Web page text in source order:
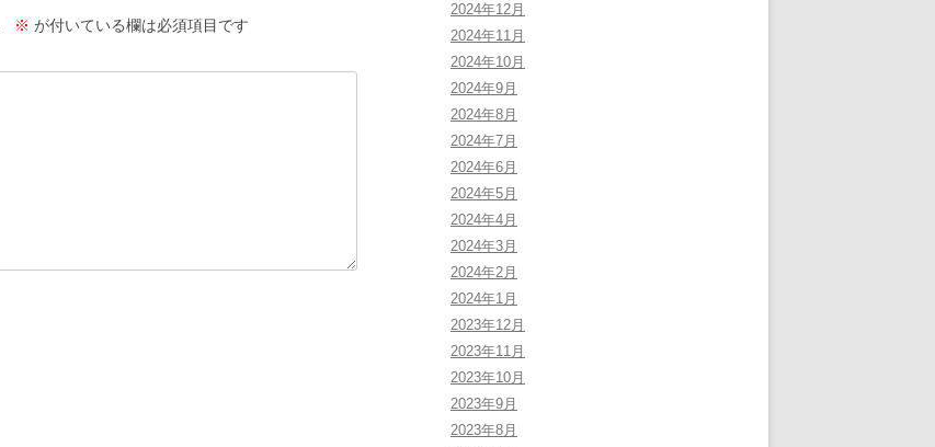
※ が付いている欄は必須項目です
2024年12月
2024年11月
2024年10月
2024年9月
2024年8月
2024年7月
2024年6月
2024年5月
2024年4月
2024年3月
2024年2月
2024年1月
2023年12月
2023年11月
2023年10月
2023年9月
2023年8月